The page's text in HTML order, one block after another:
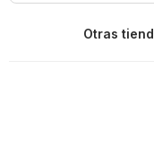
Otras